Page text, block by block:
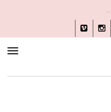
עבור:
Instagram
Vimeo